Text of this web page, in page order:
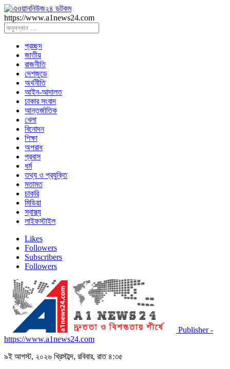
https://www.a1news24.com
প্রচ্ছদ
জাতীয়
রাজনীতি
দেশজুডে
অর্থনীতি
আইন-আদালত
ঢাকার সংবাদ
আন্তর্জাতিক
খেলা
বিনোদন
শিক্ষা
অপরাধ
প্রবাস
ধর্ম
তথ্য ও প্রযুক্তি
মতামত
চাকরি
মিডিয়া
স্বাস্থ্য
লাইফস্টাইল
Likes
Followers
Subscribers
Followers
Publisher -
https://www.a1news24.com
৯ই আগস্ট, ২০২৬ খ্রিস্টাব্দ, রবিবার, রাত ৪:৩৫